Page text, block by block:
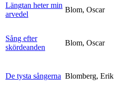
Längtan heter min
arvedel
Blom, Oscar
Sång efter
skördeanden
Blom, Oscar
De tysta sångerna Blomberg, Erik